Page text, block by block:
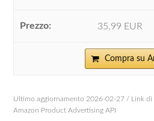
35,99 EUR
Compra su
Ultimo aggiornamento 2026-02-27 / Link di
Amazon Product Advertising API